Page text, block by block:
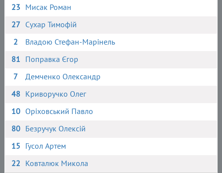
23 Мисак Роман
27 Сухар Тимофій
2
Владою Стефан-Марінель
81 Поправка Єгор
7
Демченко Олександр
48 Криворучко Олег
10 Оріховський Павло
80 Безручук Олексій
15 Гусол Артем
22 Ковталюк Микола